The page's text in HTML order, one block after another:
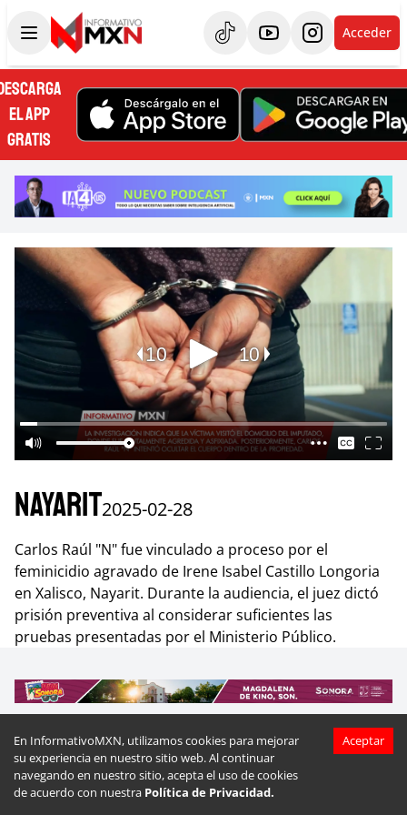
En InformativoMXN, utilizamos cookies para mejorar
su experiencia en nuestro sitio web. Al continuar
navegando en nuestro sitio, acepta el uso de cookies
de acuerdo con nuestra Política de Privacidad.
Aceptar
Acceder
EL APP
GRATIS
Nayarit2025-02-28
Carlos Raúl "N" fue vinculado a proceso por el
feminicidio agravado de Irene Isabel Castillo Longoria
en Xalisco, Nayarit. Durante la audiencia, el juez dictó
prisión preventiva al considerar suficientes las
pruebas presentadas por el Ministerio Público.
Más videos deNayarit